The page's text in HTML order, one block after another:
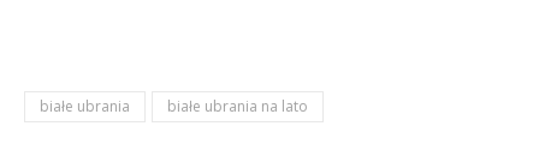
białe ubrania białe ubrania na lato